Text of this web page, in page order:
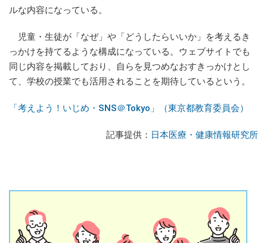
ルな内容になっている。
児童・生徒が「なぜ」や「どうしたらいいか」を考えるき
っかけを持てるような構成になっている。ウェブサイトでも
同じ内容を掲載しており、自らを見つめなおすきっかけとし
て、学校の授業でも活用されることを期待しているという。
「考えよう！いじめ・SNS＠Tokyo」（東京都教育委員会）
記事提供： 日本医療・健康情報研究所